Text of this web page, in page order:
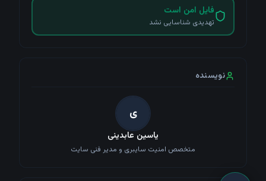
سرویس‌ها
ترمینال کاربران
فایل امن است
تهدیدی شناسایی نشد
نویسنده
ی
یاسین عابدینی
متخصص امنیت سایبری و مدیر فنی سایت